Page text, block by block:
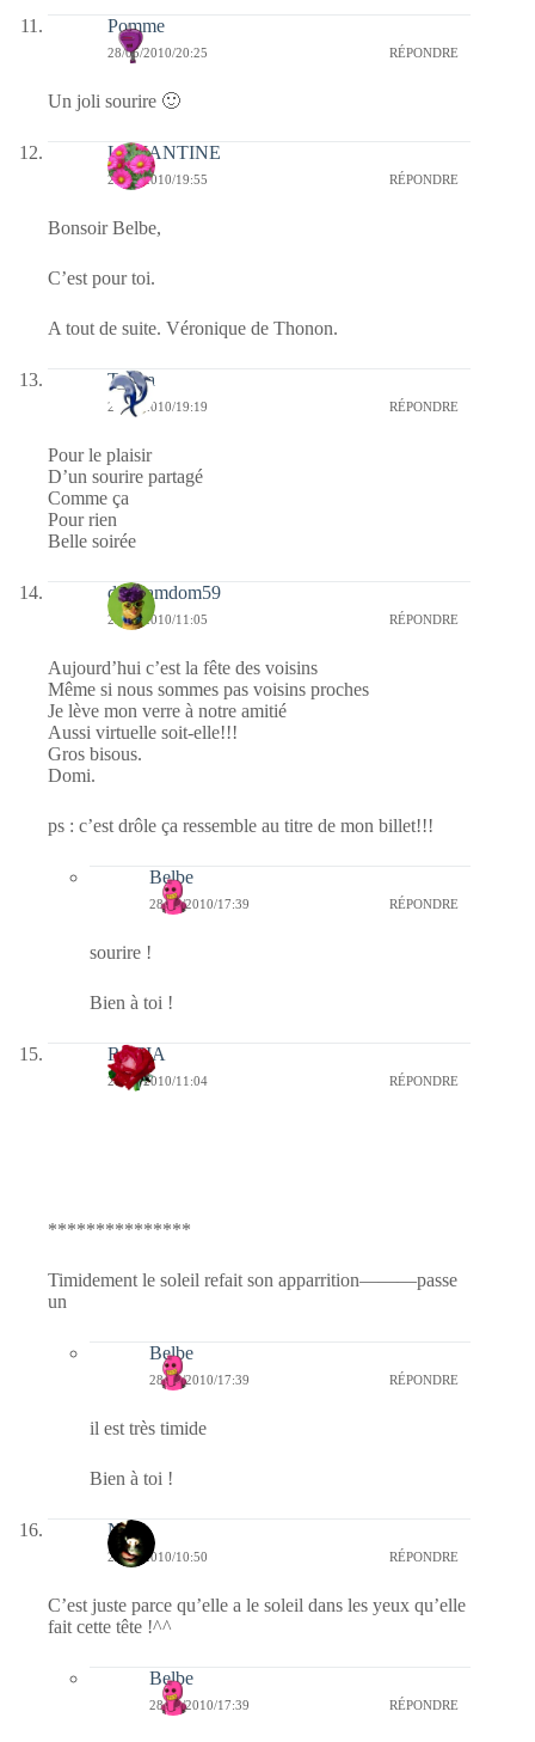
Pomme
28/05/2010/20:25 RÉPONDRE
Un joli sourire 🙂
LEMANTINE
28/05/2010/19:55 RÉPONDRE
Bonsoir Belbe,
C’est pour toi.
A tout de suite. Véronique de Thonon.
Tanira
28/05/2010/19:19 RÉPONDRE
Pour le plaisir
D’un sourire partagé
Comme ça
Pour rien
Belle soirée
dimdamdom59
28/05/2010/11:05 RÉPONDRE
Aujourd’hui c’est la fête des voisins
Même si nous sommes pas voisins proches
Je lève mon verre à notre amitié
Aussi virtuelle soit-elle!!!
Gros bisous.
Domi.
ps : c’est drôle ça ressemble au titre de mon billet!!!
Belbe
28/05/2010/17:39 RÉPONDRE
sourire !
Bien à toi !
ROSIA
28/05/2010/11:04 RÉPONDRE
***************
Timidement le soleil refait son apparrition———passe
un
Belbe
28/05/2010/17:39 RÉPONDRE
il est très timide
Bien à toi !
Nova
28/05/2010/10:50 RÉPONDRE
C’est juste parce qu’elle a le soleil dans les yeux qu’elle
fait cette tête !^^
Belbe
28/05/2010/17:39 RÉPONDRE